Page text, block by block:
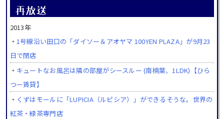
2013年
・ 1号線沿い田口の「ダイソー＆アオヤマ 100YEN PLAZA」が9月23
日で閉店
・ キュートなお風呂は隣の部屋がシースルー (南楠葉、1LDK)【ひら
つー賃貸】
・ くずはモールに「LUPICIA（ルピシア）」ができるそうな。世界の
紅茶・緑茶専門店